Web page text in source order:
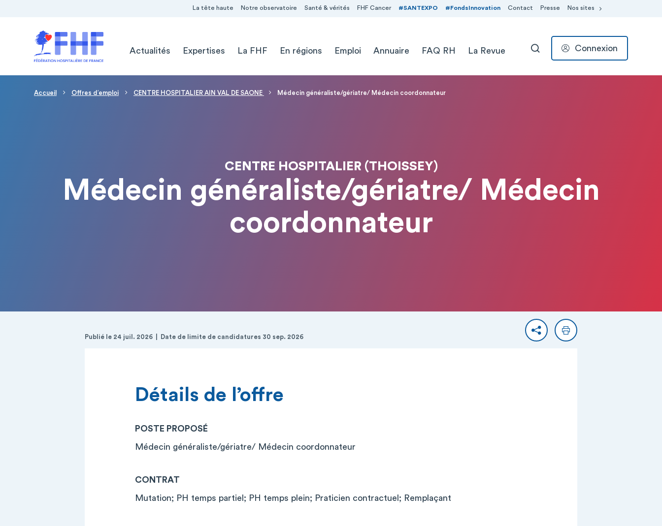
La tête haute Notre observatoire Santé & vérités FHF Cancer #SANTEXPO #FondsInnovation Contact Presse Nos sites
Actualités
Expertises La FHF En régions Emploi Annuaire FAQ RH La Revue RECHERCHER
Connexion
Fil d'Ariane
Accueil Offres d′emploi CENTRE HOSPITALIER AIN VAL DE SAONE Médecin généraliste/gériatre/ Médecin coordonnateur
CENTRE HOSPITALIER (THOISSEY)
Médecin généraliste/gériatre/ Médecin
coordonnateur
Publié le 24 juil. 2026 Date de limite de candidatures 30 sep. 2026 PartagerImprimer
Détails de l’offre
POSTE PROPOSÉ
Médecin généraliste/gériatre/ Médecin coordonnateur
CONTRAT
Mutation; PH temps partiel; PH temps plein; Praticien contractuel; Remplaçant